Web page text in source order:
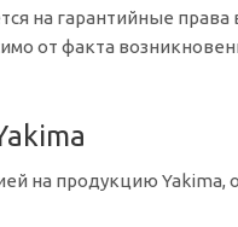
на гарантийные
от факта
на продукцию